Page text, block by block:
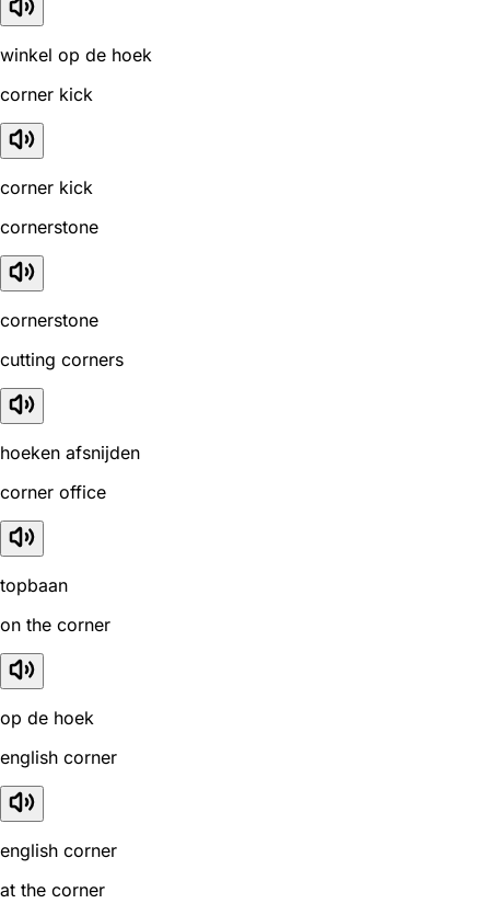
winkel op de hoek
corner kick
corner kick
cornerstone
cornerstone
cutting corners
hoeken afsnijden
corner office
topbaan
on the corner
op de hoek
english corner
english corner
at the corner